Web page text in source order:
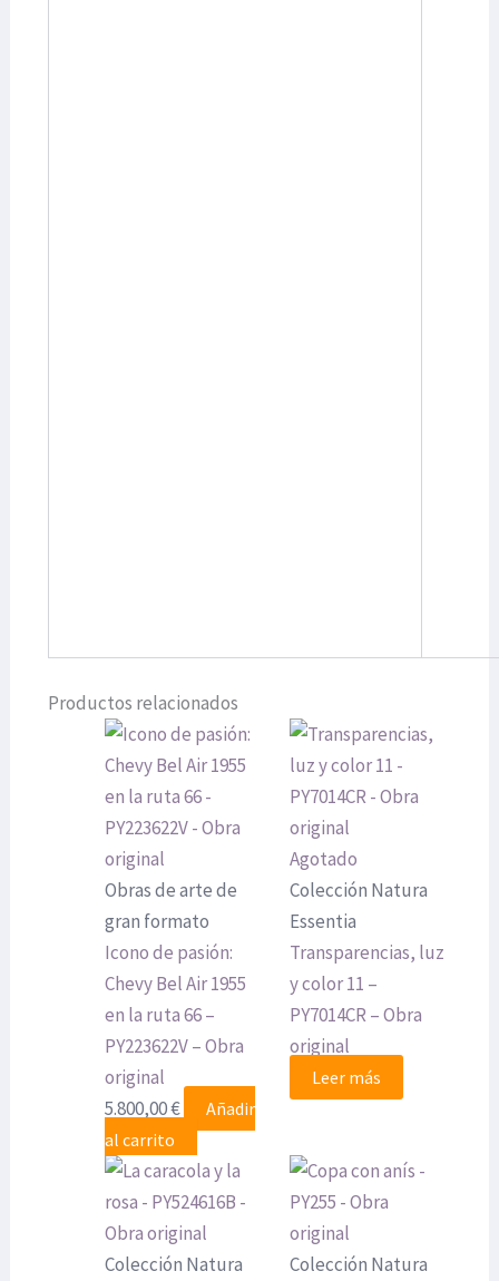
Productos relacionados
Obras de arte de
gran formato
Icono de pasión:
Chevy Bel Air 1955
en la ruta 66 –
PY223622V – Obra
original
5.800,00€
Añadir
al carrito
Agotado
Colección Natura
Essentia
Transparencias, luz
y color 11 –
PY7014CR – Obra
original
Leer más
Colección Natura Colección Natura